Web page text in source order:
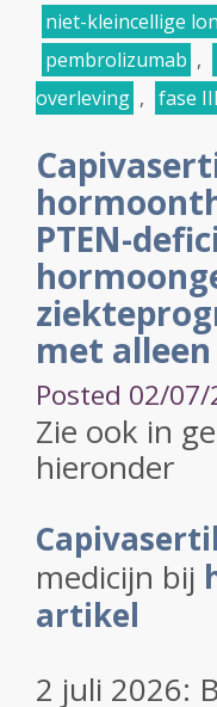
niet-kleincellige
pembrolizumab ,
overleving , fase
PTEN-
met
Posted 02/
Zie ook in
hieronder
medicijn bij
artikel
2 juli 2026: